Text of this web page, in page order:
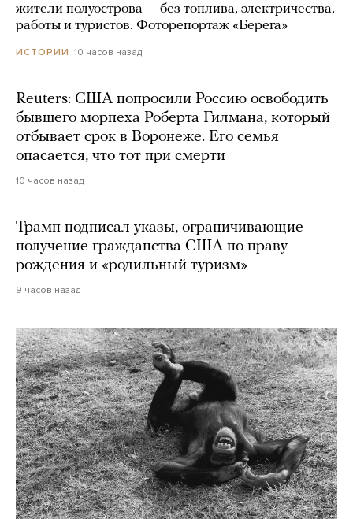
жители полуострова — без топлива, электричества,
работы и туристов. Фоторепортаж «Берега»
ИСТОРИИ 10 часов назад
Reuters: США попросили Россию освободить
бывшего морпеха Роберта Гилмана, который
отбывает срок в Воронеже. Его семья
опасается, что тот при смерти
10 часов назад
Трамп подписал указы, ограничивающие
получение гражданства США по праву
рождения и «родильный туризм»
9 часов назад